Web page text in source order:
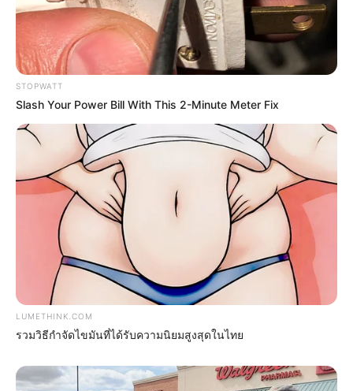
It Might Be Quentin Tarantino's Last Movie
BRAINBERRIES
They Laughed At Her Curves—Now She's A Modeling
Sensation
BRAINBERRIES
STOPWATT
Slash Your Power Bill With This 2-Minute Meter Fix
LUMETHINK.COM
รวมวิธีกำจัดไขมันที่ได้รับความนิยมสูงสุดในไทย